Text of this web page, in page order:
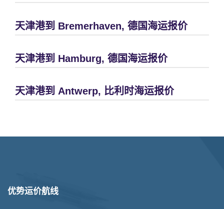
天津港到 Bremerhaven, 德国海运报价
天津港到 Hamburg, 德国海运报价
天津港到 Antwerp, 比利时海运报价
优势运价航线